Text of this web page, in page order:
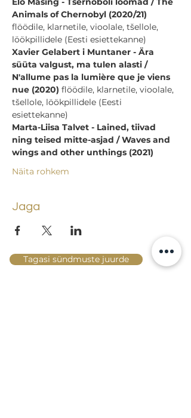
Animals of Chernobyl (2020/21)
flöödile, klarnetile, vioolale, tšellole,
löökpillidele (Eesti esiettekanne)
Xavier Gelabert i Muntaner - Ära
süüta valgust, ma tulen alasti /
N'allume pas la lumière que je viens
nue (2020) flöödile, klarnetile, vioolale,
tšellole, löökpillidele (Eesti
esiettekanne)
Marta-Liisa Talvet - Lained, tiivad
ning teised mitte-asjad / Waves and
wings and other unthings (2021)
Näita rohkem
Jaga
Tagasi sündmuste juurde